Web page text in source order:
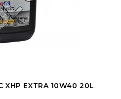
XHP EXTRA 10W40 20L